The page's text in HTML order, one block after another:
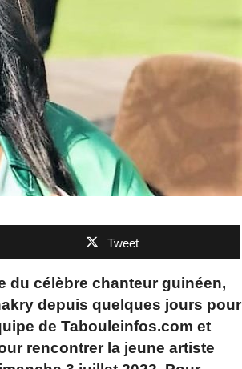
Tweet
du célèbre chanteur guinéen,
depuis quelques jours pour
de Tabouleinfos.com et
rencontrer la jeune artiste